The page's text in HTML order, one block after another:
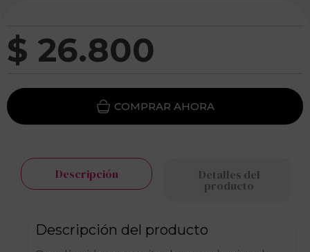
$ 26.800
Descripción Detalles del
producto
Descripción del producto